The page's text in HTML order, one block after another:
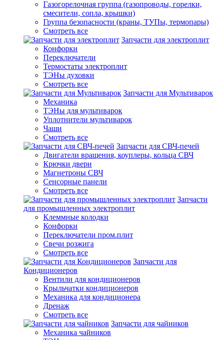
Газогорелочная группа (газопроводы, горелки,
смесители, сопла, крышки)
Группа безопасности (краны, ТУПы, термопары)
Смотреть все
Запчасти для электроплит
Конфорки
Переключатели
Термостаты электроплит
ТЭНы духовки
Смотреть все
Запчасти для Мультиварок
Механика
ТЭНы для мультиварок
Уплотнители мультиварок
Чаши
Смотреть все
Запчасти для СВЧ-печей
Двигатели вращения, коуплеры, кольца СВЧ
Крючки двери
Магнетроны СВЧ
Сенсорные панели
Смотреть все
Запчасти
для промышленных электроплит
Клеммные колодки
Конфорки
Переключатели пром.плит
Свечи розжига
Смотреть все
Запчасти для
Кондиционеров
Вентили для кондиционеров
Крыльчатки кондиционеров
Механика для кондиционера
Дренаж
Смотреть все
Запчасти для чайников
Механика чайников